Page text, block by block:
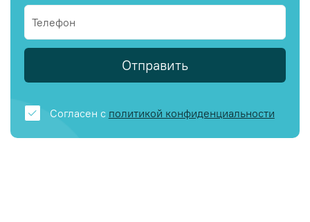
Отправить
Согласен с политикой конфиденциальности